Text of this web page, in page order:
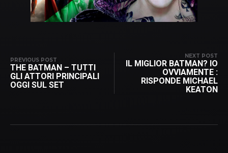
PREVIOUS POST
THE BATMAN – TUTTI
GLI ATTORI PRINCIPALI
OGGI SUL SET
NEXT POST
IL MIGLIOR BATMAN? IO
OVVIAMENTE :
RISPONDE MICHAEL
KEATON